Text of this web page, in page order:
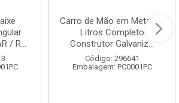
/ R...
Carro de Mão em Metal 60
Litros Completo
Construtor Galvaniz...
Código: 296641
Embalagem: PC0001PC